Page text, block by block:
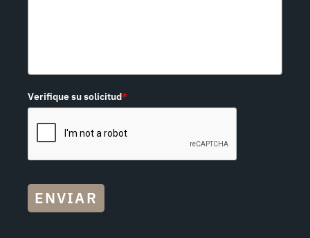
Verifique su solicitud*
ENVIAR